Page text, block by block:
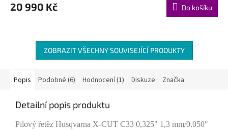
A
20 990 Kč Do košíku
ZOBRAZIT VŠECHNY SOUVISEJÍCÍ PRODUKTY
Popis Podobné (6) Hodnocení (1) Diskuze Značka
Detailní popis produktu
Pilový řetěz Husqvarna X-CUT C33 0,325" 1,3 mm/0.050"